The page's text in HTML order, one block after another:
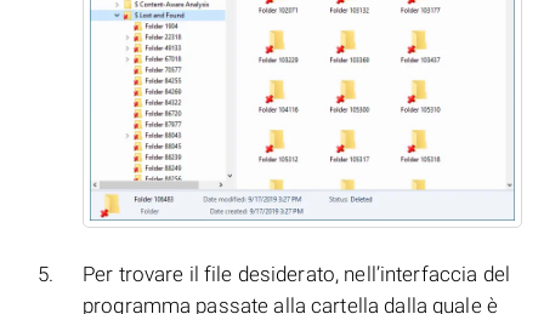
Per trovare il file desiderato, nell’interfaccia del
programma passate alla cartella dalla quale è